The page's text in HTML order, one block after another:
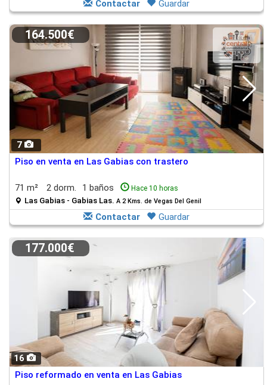
Contactar Guardar
7
164.500€
Piso en venta en Las Gabias con trastero
71 m² 2 dorm. 1 baños Hace 10 horas
Las Gabias - Gabias Las. A 2 Kms. de Vegas Del Genil
Contactar Guardar
16
177.000€
Piso reformado en venta en Las Gabias